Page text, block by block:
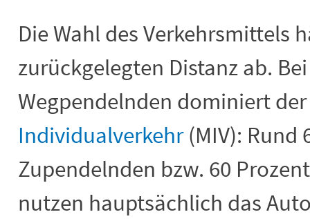
Die Wahl des Verkehrsmittels
zurückgelegten Distanz ab.
Wegpendelnden dominiert
Individualverkehr(MIV): Rund
Zupendelnden bzw. 60
nutzen hauptsächlich das